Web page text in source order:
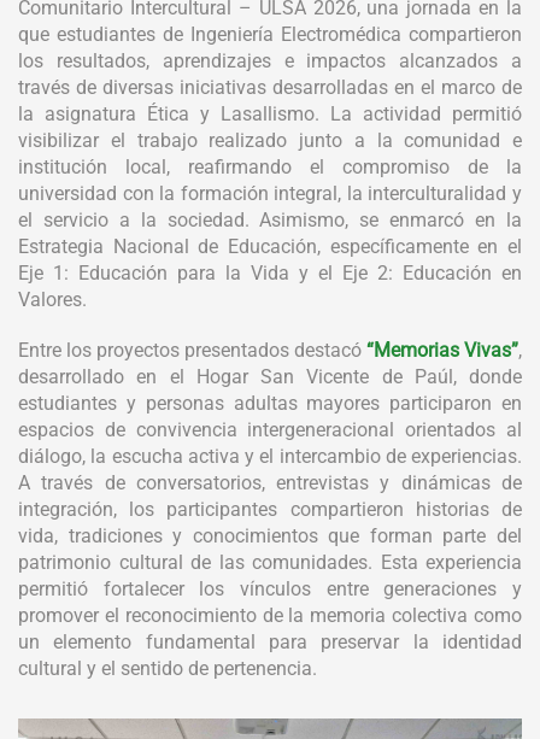
Comunitario Intercultural – ULSA 2026, una jornada en la
que estudiantes de Ingeniería Electromédica compartieron
los resultados, aprendizajes e impactos alcanzados a
través de diversas iniciativas desarrolladas en el marco de
la asignatura Ética y Lasallismo. La actividad permitió
visibilizar el trabajo realizado junto a la comunidad e
institución local, reafirmando el compromiso de la
universidad con la formación integral, la interculturalidad y
el servicio a la sociedad. Asimismo, se enmarcó en la
Estrategia Nacional de Educación, específicamente en el
Eje 1: Educación para la Vida y el Eje 2: Educación en
Valores.
Entre los proyectos presentados destacó “Memorias Vivas”,
desarrollado en el Hogar San Vicente de Paúl, donde
estudiantes y personas adultas mayores participaron en
espacios de convivencia intergeneracional orientados al
diálogo, la escucha activa y el intercambio de experiencias.
A través de conversatorios, entrevistas y dinámicas de
integración, los participantes compartieron historias de
vida, tradiciones y conocimientos que forman parte del
patrimonio cultural de las comunidades. Esta experiencia
permitió fortalecer los vínculos entre generaciones y
promover el reconocimiento de la memoria colectiva como
un elemento fundamental para preservar la identidad
cultural y el sentido de pertenencia.